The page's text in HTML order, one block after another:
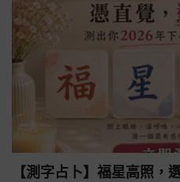
【測字占卜】福星高照，